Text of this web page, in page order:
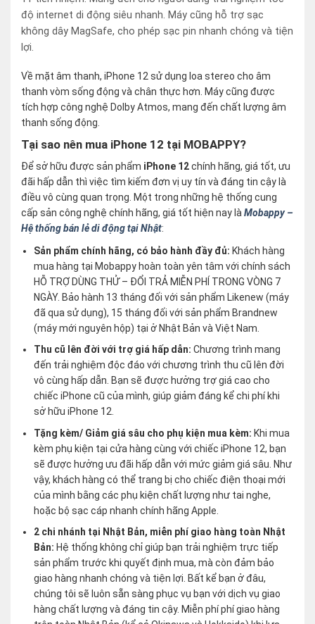
độ internet di động siêu nhanh. Máy cũng hỗ trợ sạc
không dây MagSafe, cho phép sạc pin nhanh chóng và tiện
lợi.
Về mặt âm thanh, iPhone 12 sử dụng loa stereo cho âm
thanh vòm sống động và chân thực hơn. Máy cũng được
tích hợp công nghệ Dolby Atmos, mang đến chất lượng âm
thanh sống động.
Tại sao nên mua iPhone 12 tại MOBAPPY?
Để sở hữu được sản phẩm iPhone 12chính hãng, giá tốt, ưu
đãi hấp dẫn thì việc tìm kiếm đơn vị uy tín và đáng tin cậy là
điều vô cùng quan trọng. Một trong những hệ thống cung
cấp sản công nghệ chính hãng, giá tốt hiện nay là Mobappy –
Hệ thống bán lẻ di động tại Nhật:
Sản phẩm chính hãng, có bảo hành đầy đủ: Khách hàng
mua hàng tại Mobappy hoàn toàn yên tâm với chính sách
HỖ TRỢ DÙNG THỬ – ĐỔI TRẢ MIỄN PHÍ TRONG VÒNG 7
NGÀY. Bảo hành 13 tháng đối với sản phẩm Likenew (máy
đã qua sử dụng), 15 tháng đối với sản phẩm Brandnew
(máy mới nguyên hộp) tại ở Nhật Bản và Việt Nam.
Thu cũ lên đời với trợ giá hấp dẫn:Chương trình mang
đến trải nghiệm độc đáo với chương trình thu cũ lên đời
vô cùng hấp dẫn. Bạn sẽ được hưởng trợ giá cao cho
chiếc iPhone cũ của mình, giúp giảm đáng kể chi phí khi
sở hữu iPhone 12.
Tặng kèm/ Giảm giá sâu cho phụ kiện mua kèm: Khi mua
kèm phụ kiện tại cửa hàng cùng với chiếc iPhone 12, bạn
sẽ được hưởng ưu đãi hấp dẫn với mức giảm giá sâu. Như
vậy, khách hàng có thể trang bị cho chiếc điện thoại mới
của mình bằng các phụ kiện chất lượng như tai nghe,
hoặc bộ sạc cáp nhanh chính hãng Apple.
2 chi nhánh tại Nhật Bản, miễn phí giao hàng toàn Nhật
Bản: Hệ thống không chỉ giúp bạn trải nghiệm trực tiếp
sản phẩm trước khi quyết định mua, mà còn đảm bảo
giao hàng nhanh chóng và tiện lợi. Bất kể bạn ở đâu,
chúng tôi sẽ luôn sẵn sàng phục vụ bạn với dịch vụ giao
hàng chất lượng và đáng tin cậy. Miễn phí phí giao hàng